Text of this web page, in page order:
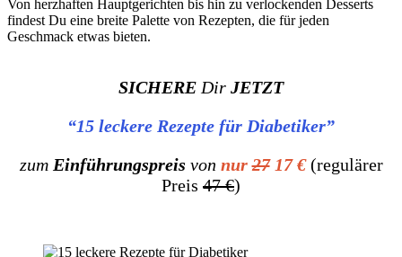
Von herzhaften Hauptgerichten bis hin zu verlockenden Desserts
findest Du eine breite Palette von Rezepten, die für jeden
Geschmack etwas bieten.
SICHERE Dir JETZT
“15 leckere Rezepte für Diabetiker”
zumEinführungspreis von nur2717 €(regulärer
Preis 47 €)